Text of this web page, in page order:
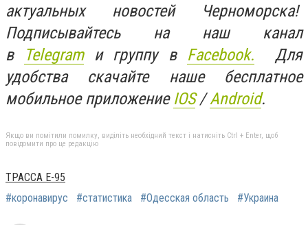
актуальных новостей Черноморска!
Подписывайтесь на наш канал
в
Telegramи группу в Facebook. Для
удобства скачайте наше бесплатное
мобильное приложение IOS/Android.
Якщо ви помітили помилку, виділіть необхідний текст і натисніть Ctrl + Enter, щоб
повідомити про це редакцію
ТРАССА Е-95
#коронавирус
#статистика #Одесская область #Украина